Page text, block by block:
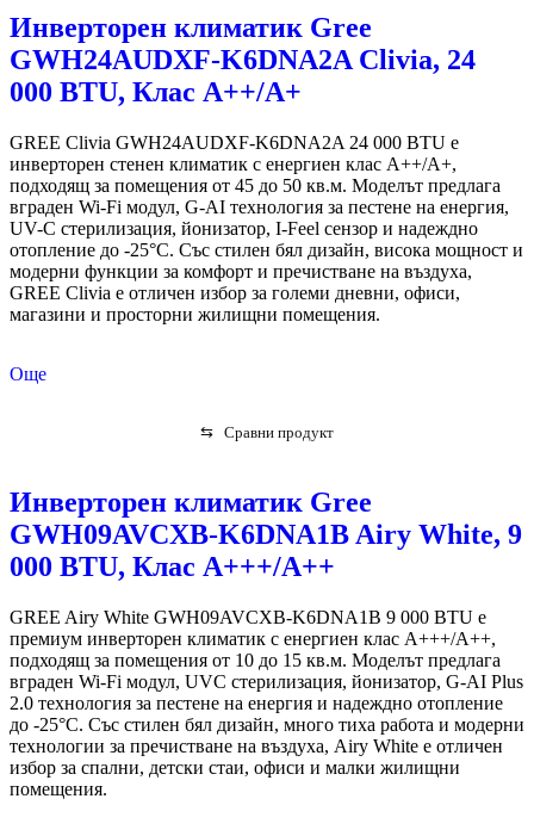
Инверторен климатик Gree
GWH24AUDXF-K6DNA2A Clivia, 24
000 BTU, Клас А++/A+
GREE Clivia GWH24AUDXF-K6DNA2A 24 000 BTU е
инверторен стенен климатик с енергиен клас A++/A+,
подходящ за помещения от 45 до 50 кв.м. Моделът предлага
вграден Wi-Fi модул, G-AI технология за пестене на енергия,
UV-C стерилизация, йонизатор, I-Feel сензор и надеждно
отопление до -25°C. Със стилен бял дизайн, висока мощност и
модерни функции за комфорт и пречистване на въздуха,
GREE Clivia е отличен избор за големи дневни, офиси,
магазини и просторни жилищни помещения.
Още
⇆ Сравни продукт
Инверторен климатик Gree
GWH09AVCXB-K6DNA1B Airy White, 9
000 BTU, Клас А+++/A++
GREE Airy White GWH09AVCXB-K6DNA1B 9 000 BTU е
премиум инверторен климатик с енергиен клас A+++/A++,
подходящ за помещения от 10 до 15 кв.м. Моделът предлага
вграден Wi-Fi модул, UVC стерилизация, йонизатор, G-AI Plus
2.0 технология за пестене на енергия и надеждно отопление
до -25°C. Със стилен бял дизайн, много тиха работа и модерни
технологии за пречистване на въздуха, Airy White е отличен
избор за спални, детски стаи, офиси и малки жилищни
помещения.